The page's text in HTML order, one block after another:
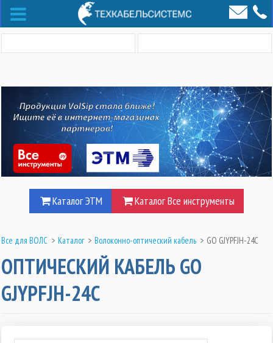
Каталог ЭТМ Каталог Все инструменты
Все для ВОЛС > Каталог > Волоконно-оптический кабель > GO GJYPFJH-24C
ОПТИЧЕСКИЙ КАБЕЛЬ GO
GJYPFJH-24C